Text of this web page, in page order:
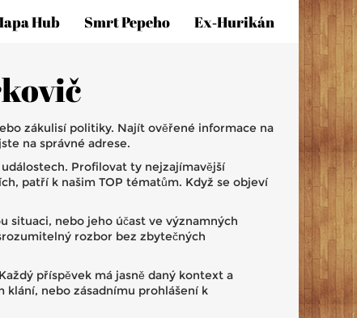
Hub Smrt Pepeho Ex‑hurikán
zákulisí politiky. Najít ověřené informace na
na správné adrese.
Profilovat ty nejzajímavější
patří k našim TOP tématům. Když se objeví
situaci, nebo jeho účast ve významných
rozbor bez zbytečných
příspěvek má jasně daný kontext a
nebo zásadnímu prohlášení k